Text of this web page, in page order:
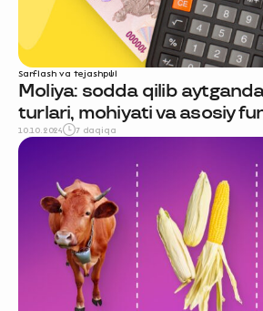
Sarflash va tejashpul
Moliya: sodda qilib
turlari, mohiyati va asosiy
10.10.2024 7 daqiqa